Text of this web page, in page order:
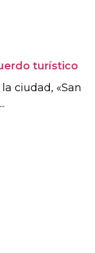
turístico
ciudad, «San